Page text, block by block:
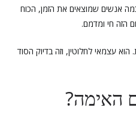
אנשים שמוצאים את הזמן, הכוח
הזה חי ומדמם.
עצמאי לחלוטין, וזה בדיוק הסוד
האימה?